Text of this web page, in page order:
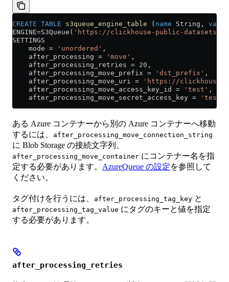
CREATE TABLE s3queue_engine_table ( name String, value
ENGINE=S3Queue( 'https://clickhouse-public-
SETTINGS
    mode
= 'unordered' ,
    after_processing
= 'move' ,
    after_processing_retries
= 20 ,
    after_processing_move_prefix
= 'dst_prefix' ,
    after_processing_move_uri
= 'https://clickhouse-
    after_processing_move_access_key_id
= 'test' ,
    after_processing_move_secret_access_key
= 'test'
ある Azure コンテナーから別の Azure コンテナーへ移動
するには、
after_processing_move_connection_string
に Blob Storage の接続文字列、
after_processing_move_container にコンテナー名を指
定する必要があります。 AzureQueue の設定を参照して
ください。
タグ付けを行うには、 after_processing_tag_key と
after_processing_tag_value にタグのキーと値を指定
する必要があります。
after_processing_retries